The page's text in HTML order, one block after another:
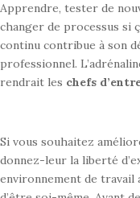
Apprendre, tester de
changer de processus si
continu contribue à son
professionnel.
rendrait les chefs
Si vous souhaitez
donnez-leur la liberté
environnement de travail